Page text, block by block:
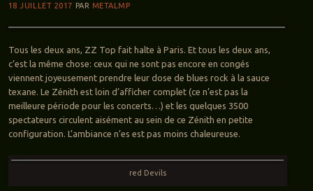
18 JUILLET 2017 PAR METALMP
Tous les deux ans, ZZ Top fait halte à Paris. Et tous les deux ans,
c’est la même chose: ceux qui ne sont pas encore en congés
viennent joyeusement prendre leur dose de blues rock à la sauce
texane. Le Zénith est loin d’afficher complet (ce n’est pas la
meilleure période pour les concerts…) et les quelques 3500
spectateurs circulent aisément au sein de ce Zénith en petite
configuration. L’ambiance n’es est pas moins chaleureuse.
red Devils